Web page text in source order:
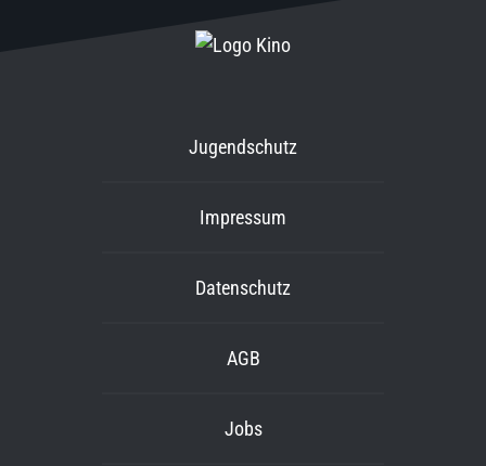
Jugendschutz
Impressum
Datenschutz
AGB
Jobs